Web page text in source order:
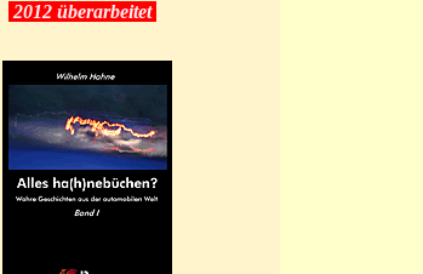
2012 überarbeitet